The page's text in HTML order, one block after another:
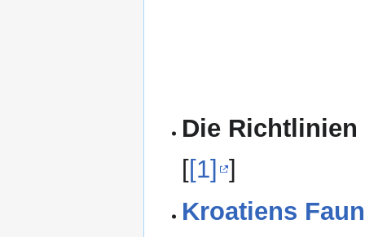
Die
[[1] ]
Kroatiens